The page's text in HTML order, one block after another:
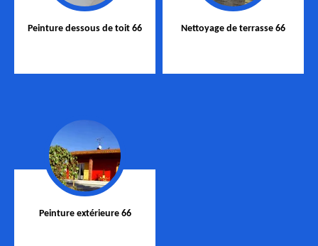
Peinture dessous de toit 66 Nettoyage de terrasse 66
Peinture extérieure 66